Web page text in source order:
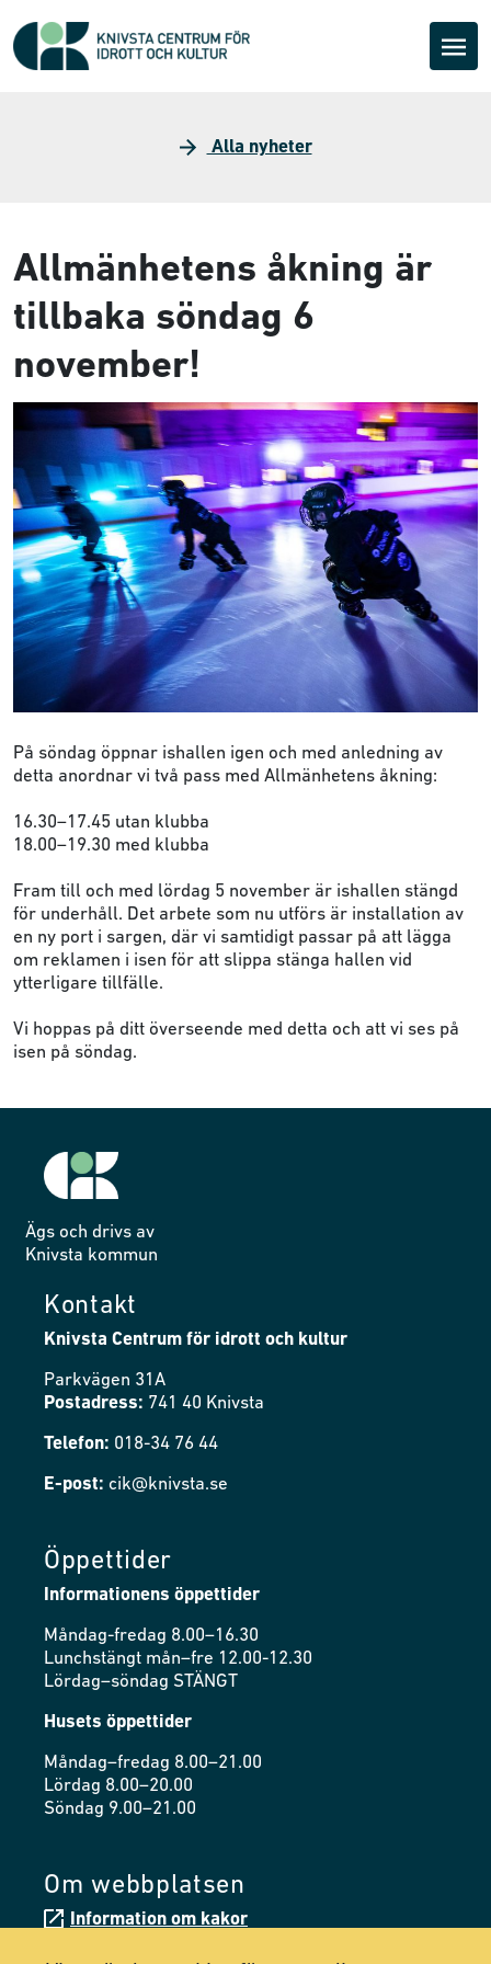
Alla nyheter
Allmänhetens åkning är
tillbaka söndag 6
november!
På söndag öppnar ishallen igen och med anledning av
detta anordnar vi två pass med Allmänhetens åkning:
16.30–17.45 utan klubba
18.00–19.30 med klubba
Fram till och med lördag 5 november är ishallen stängd
för underhåll. Det arbete som nu utförs är installation av
en ny port i sargen, där vi samtidigt passar på att lägga
om reklamen i isen för att slippa stänga hallen vid
ytterligare tillfälle.
Vi hoppas på ditt överseende med detta och att vi ses på
isen på söndag.
Ägs och drivs av
Knivsta kommun
Kontakt
Knivsta Centrum för idrott och kultur
Parkvägen 31A
Postadress: 741 40 Knivsta
Telefon: 018-34 76 44
E-post: cik@knivsta.se
Öppettider
Informationens öppettider
Måndag-fredag 8.00–16.30
Lunchstängt mån–fre 12.00-12.30
Lördag–söndag STÄNGT
Husets öppettider
Måndag–fredag 8.00–21.00
Lördag 8.00–20.00
Söndag 9.00–21.00
Om webbplatsen
Information om kakor
Tillgänglighetsredogörelse